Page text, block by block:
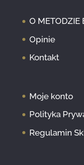
O METODZIE
Opinie
Kontakt
Moje konto
Polityka
Regulamin